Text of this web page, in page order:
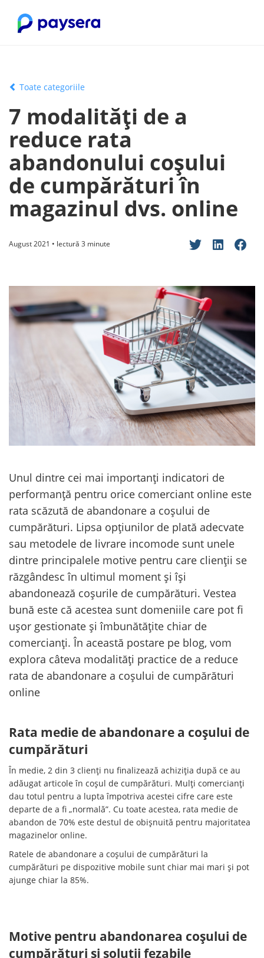
Toate categoriile
7 modalități de a
reduce rata
abandonului coșului
de cumpărături în
magazinul dvs. online
August 2021 • lectură 3 minute
Unul dintre cei mai importanți indicatori de
performanță pentru orice comerciant online este
rata scăzută de abandonare a coșului de
cumpărături. Lipsa opțiunilor de plată adecvate
sau metodele de livrare incomode sunt unele
dintre principalele motive pentru care clienții se
răzgândesc în ultimul moment și își
abandonează coșurile de cumpărături. Vestea
bună este că acestea sunt domeniile care pot fi
ușor gestionate și îmbunătățite chiar de
comercianți. În această postare pe blog, vom
explora câteva modalități practice de a reduce
rata de abandonare a coșului de cumpărături
online
Rata medie de abandonare a coșului de
cumpărături
În medie, 2 din 3 clienți nu finalizează achiziția după ce au
adăugat articole în coșul de cumpărături. Mulți comercianți
dau totul pentru a lupta împotriva acestei cifre care este
departe de a fi „normală”. Cu toate acestea, rata medie de
abandon de 70% este destul de obișnuită pentru majoritatea
magazinelor online.
Ratele de abandonare a coșului de cumpărături la
cumpărături pe dispozitive mobile sunt chiar mai mari și pot
ajunge chiar la 85%.
Motive pentru abandonarea coșului de
cumpărături și soluții fezabile